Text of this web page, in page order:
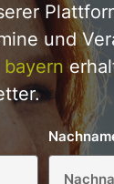
und